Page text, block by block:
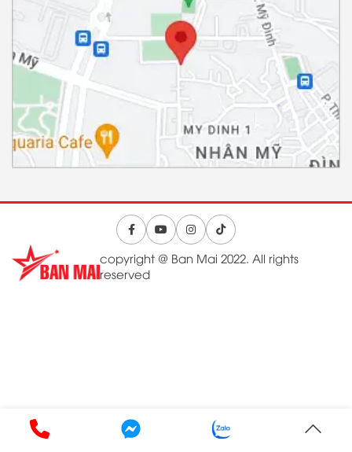
copyright @ Ban Mai 2022. All rights
reserved